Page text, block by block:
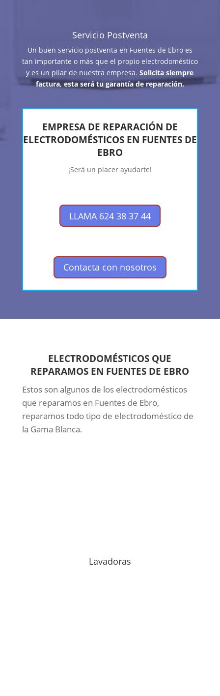
Servicio Postventa
Un buen servicio postventa en Fuentes de Ebro es
tan importante o más que el propio electrodoméstico
y es un pilar de nuestra empresa.Solicita siempre
factura, esta será tu garantía de reparación.
EMPRESA DE REPARACIÓN DE
ELECTRODOMÉSTICOS EN FUENTES DE
EBRO
¡Será un placer ayudarte!
LLAMA 624 38 37 44
Contacta con nosotros
ELECTRODOMÉSTICOS QUE
REPARAMOS EN FUENTES DE EBRO
Estos son algunos de los electrodomésticos
que reparamos en Fuentes de Ebro,
reparamos todo tipo de electrodoméstico de
la Gama Blanca.
Lavadoras